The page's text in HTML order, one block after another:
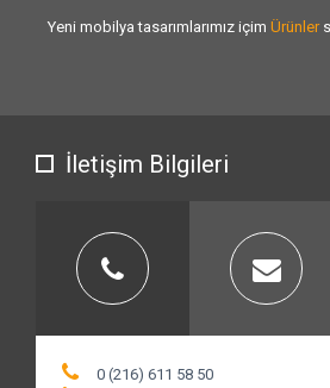
Sizlere vermiş olduğumuzhizmet kalitesini
İletişim Bilgileri
0 (216) 611 58 50